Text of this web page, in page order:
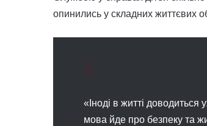
опинились у складних життєвих
«Іноді в житті
мова йде про безпеку та